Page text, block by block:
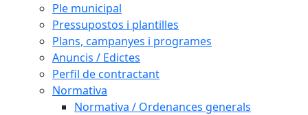
Ple municipal
Pressupostos i plantilles
Plans, campanyes i programes
Anuncis / Edictes
Perfil de contractant
Normativa
Normativa / Ordenances generals